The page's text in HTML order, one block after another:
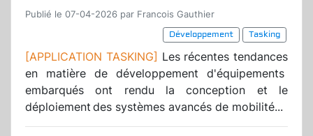
Publié le 07-04-2026 par Francois Gauthier
Développement
Tasking
[APPLICATION TASKING] Les récentes tendances
en matière de développement d'équipements
embarqués ont rendu la conception et le
déploiement des systèmes avancés de mobilité...